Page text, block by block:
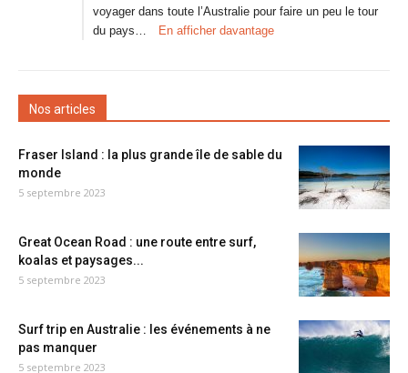
voyager dans toute l’Australie pour faire un peu le tour
du pays…
En afficher davantage
Nos articles
Fraser Island : la plus grande île de sable du
monde
5 septembre 2023
Great Ocean Road : une route entre surf,
koalas et paysages...
5 septembre 2023
Surf trip en Australie : les événements à ne
pas manquer
5 septembre 2023